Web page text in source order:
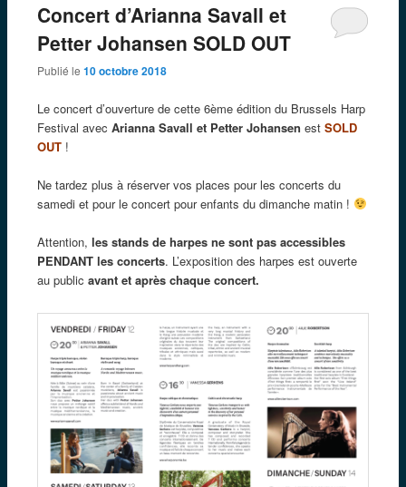
Concert d’Arianna Savall et
Petter Johansen SOLD OUT
Publié le 10 octobre 2018
Le concert d’ouverture de cette 6ème édition du Brussels Harp
Festival avec Arianna Savall et Petter Johansen est SOLD
OUT!
Ne tardez plus à réserver vos places pour les concerts du
samedi et pour le concert pour enfants du dimanche matin !
Attention, les stands de harpes ne sont pas accessibles
PENDANT les concerts. L’exposition des harpes est ouverte
au public avant et après chaque concert.